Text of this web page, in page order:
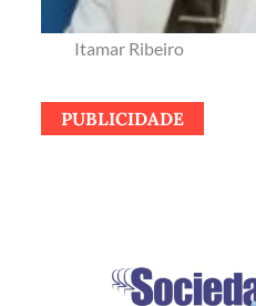
Itamar Ribeiro
PUBLICIDADE